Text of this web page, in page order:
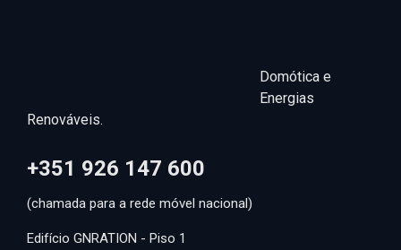
Domótica e
Energias
Renováveis.
+351 926 147 600
(chamada para a rede móvel nacional)
Edifício GNRATION - Piso 1